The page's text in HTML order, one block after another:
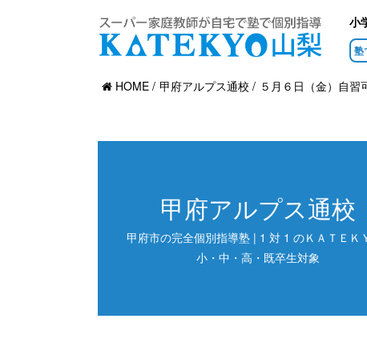
小
塾
HOME
甲府アルプス通校 ５月６日（金）自習
甲府アルプス通校
甲府市の完全個別指導塾 | 1 対 1 のＫＡＴＥＫ
小・中・高・既卒生対象